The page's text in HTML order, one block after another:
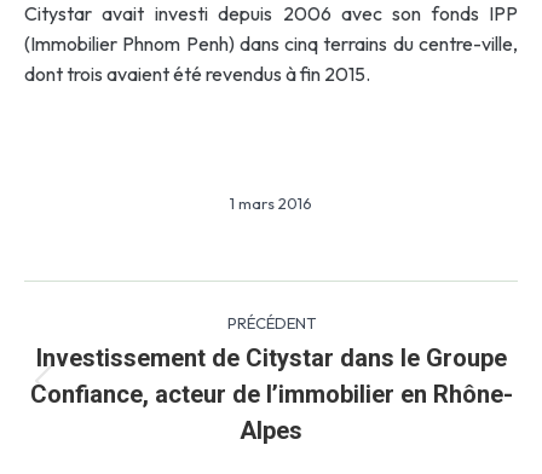
Citystar avait investi depuis 2006 avec son fonds IPP
(Immobilier Phnom Penh) dans cinq terrains du centre-ville,
dont trois avaient été revendus à fin 2015.
1 mars 2016
article
PRÉCÉDENT
Article
précédent
Investissement de Citystar dans le Groupe
Confiance, acteur de l’immobilier en Rhône-
Alpes